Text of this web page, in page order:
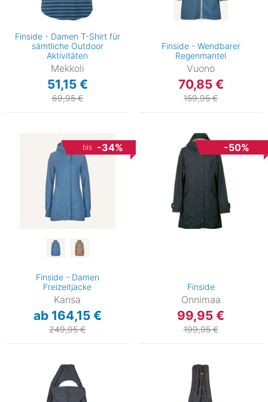
Finside - Damen T-Shirt für
sämtliche Outdoor
Aktivitäten
Mekkoli
51,15 €
69,95 €
Finside - Wendbarer
Regenmantel
Vuono
70,85 €
159,95 €
bis -34%
Finside - Damen
Freizeitjacke
Kansa
ab 164,15 €
249,95 €
-50%
Finside
Onnimaa
99,95 €
199,95 €